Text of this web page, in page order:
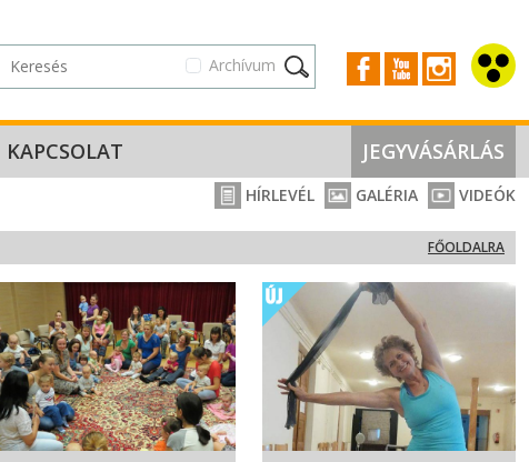
Archívum
KAPCSOLAT JEGYVÁSÁRLÁS
HÍRLEVÉL GALÉRIA VIDEÓK
FŐOLDALRA